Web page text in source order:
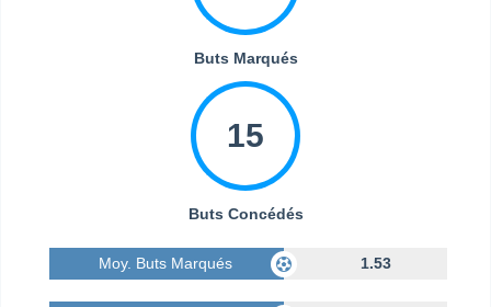
Buts Marqués
15
Buts Concédés
Moy. Buts Marqués 1.53